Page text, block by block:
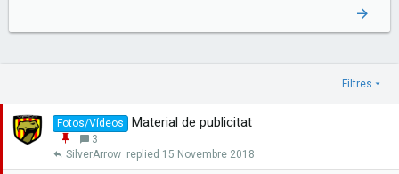
Filtres
Fotos/Vídeos Material de publicitat
n
g
3
15 Novembre 2018
SilverArrow